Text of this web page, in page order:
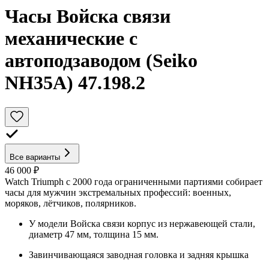
Часы Войска связи
механические с
автоподзаводом (Seiko
NH35A) 47.198.2
Все варианты
46 000 ₽
Watch Triumph с 2000 года ограниченными партиями собирает
часы для мужчин экстремальных профессий: военных,
моряков, лётчиков, полярников.
У модели Войска связи корпус из нержавеющей стали,
диаметр 47 мм, толщина 15 мм.
Завинчивающаяся заводная головка и задняя крышка